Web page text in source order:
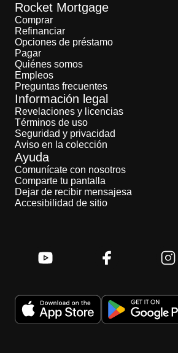
Rocket Mortgage
Comprar
Refinanciar
Opciones de préstamo
Pagar
Quiénes somos
Empleos
Preguntas frecuentes
Información legal
Revelaciones y licencias
Términos de uso
Seguridad y privacidad
Aviso en la colección
Ayuda
Comunícate con nosotros
Comparte tu pantalla
Dejar de recibir mensajesa
Accesibilidad de sitio